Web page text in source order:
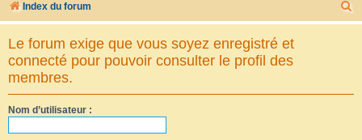
Index du forum
e
Le forum exige que vous soyez enregistré et
connecté pour pouvoir consulter le profil des
membres.
Nom d’utilisateur :